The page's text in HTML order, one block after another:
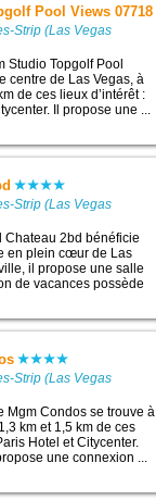
Pool Views 07718
Strip (Las Vegas
Studio Topgolf Pool
centre de Las Vegas, à
de ces lieux d’intérêt :
Il propose une ...
Strip (Las Vegas
Chateau 2bd bénéficie
en plein cœur de Las
il propose une salle
de vacances possède
Strip (Las Vegas
Mgm Condos se trouve à
km et 1,5 km de ces
Hotel et Citycenter.
une connexion ...